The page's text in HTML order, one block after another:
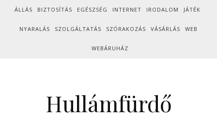
Skip to content
ÁLLÁS BIZTOSÍTÁS EGÉSZSÉG INTERNET IRODALOM JÁTÉK
NYARALÁS SZOLGÁLTATÁS SZÓRAKOZÁS VÁSÁRLÁS WEB
WEBÁRUHÁZ
Hullámfürdő